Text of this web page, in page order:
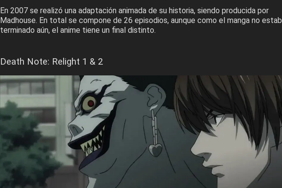
En 2007 se realizó una adaptación animada de su historia, siendo producida por
Madhouse. En total se compone de 26 episodios, aunque como el manga no
terminado aún, el anime tiene un final distinto.
Death Note: Relight 1 & 2